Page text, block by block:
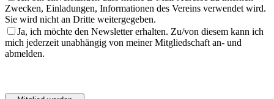
Zwecken, Einladungen, Informationen des Vereins verwendet wird.
Sie wird nicht an Dritte weitergegeben.
Ja, ich möchte den Newsletter erhalten. Zu/von diesem kann ich
mich jederzeit unabhängig von meiner Mitgliedschaft an- und
abmelden.
dieses